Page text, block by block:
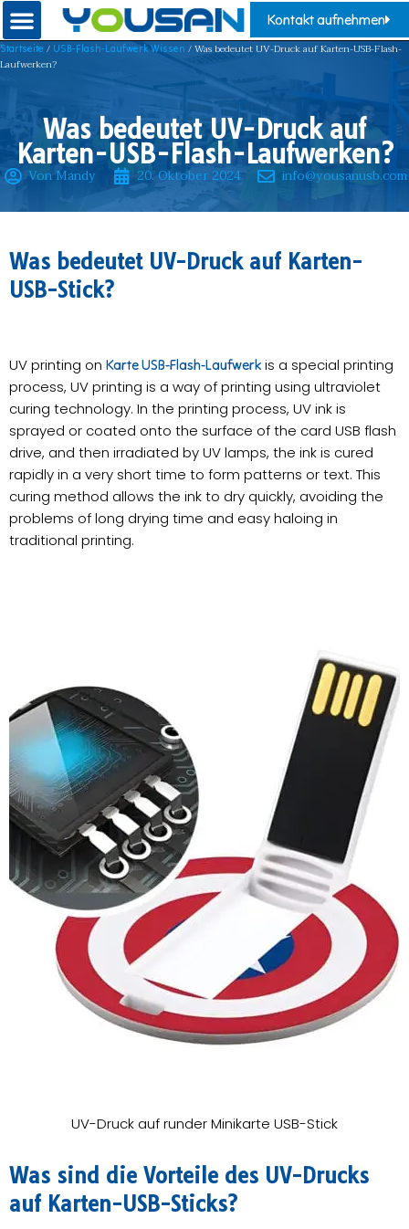
Kontakt aufnehmen
Startseite / USB-Flash-Laufwerk Wissen / Was bedeutet UV-Druck auf Karten-USB-Flash-
Laufwerken?
Was bedeutet UV-Druck auf
Karten-USB-Flash-Laufwerken?
Von Mandy 20. Oktober 2024 info@yousanusb.com
Was bedeutet UV-Druck auf Karten-
USB-Stick?
UV printing on Karte USB-Flash-Laufwerk is a special printing
process, UV printing is a way of printing using ultraviolet
curing technology. In the printing process, UV ink is
sprayed or coated onto the surface of the card USB flash
drive, and then irradiated by UV lamps, the ink is cured
rapidly in a very short time to form patterns or text. This
curing method allows the ink to dry quickly, avoiding the
problems of long drying time and easy haloing in
traditional printing.
UV-Druck auf runder Minikarte USB-Stick
Was sind die Vorteile des UV-Drucks
auf Karten-USB-Sticks?